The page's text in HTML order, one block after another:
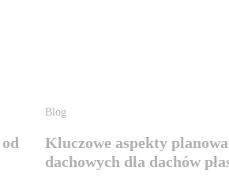
Blog
Kluczowe aspekty
dachowych dla dachów